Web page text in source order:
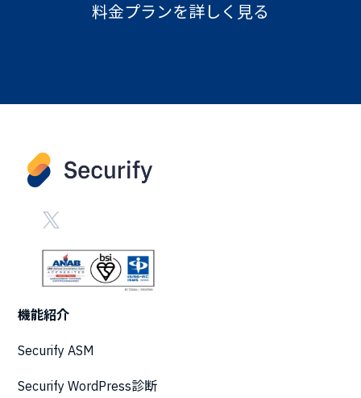
料金プランを詳しく見る
機能紹介
Securify ASM
Securify WordPress診断